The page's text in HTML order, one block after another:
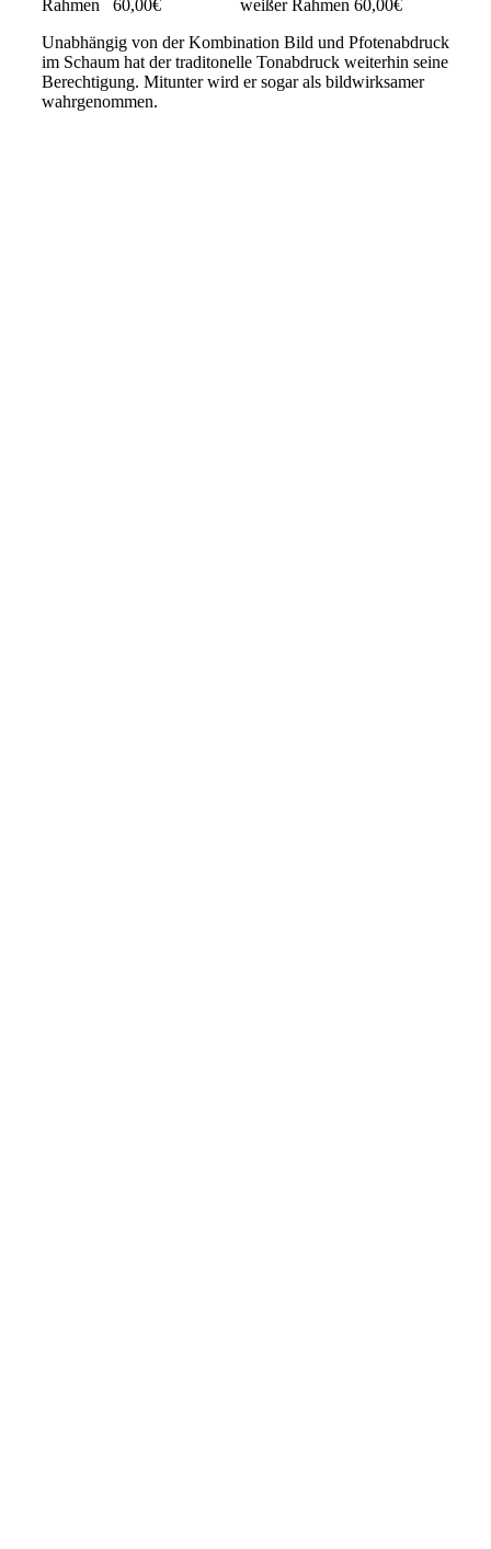
Rahmen 60,00€ weißer Rahmen 60,00€
Unabhängig von der Kombination Bild und Pfotenabdruck
im Schaum hat der traditonelle Tonabdruck weiterhin seine
Berechtigung. Mitunter wird er sogar als bildwirksamer
wahrgenommen.